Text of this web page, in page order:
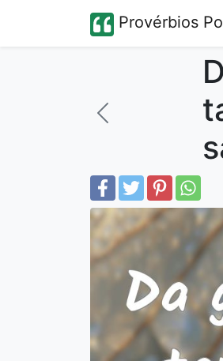
Provérbios